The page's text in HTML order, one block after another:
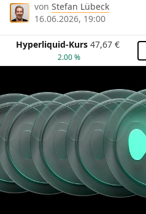
von Stefan Lübeck
16.06.2026, 19:00
Hyperliquid-Kurs 47,67 €
2.00 %